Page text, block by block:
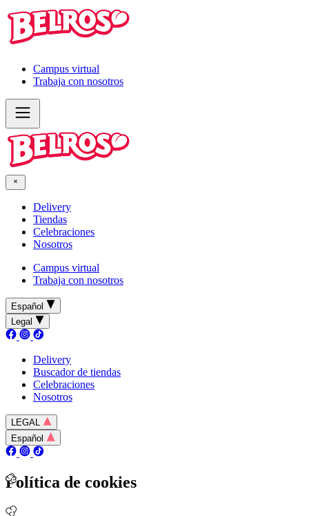
Campus virtual
Trabaja con nosotros
Delivery
Tiendas
Celebraciones
Nosotros
Campus virtual
Trabaja con nosotros
Español
Legal
Delivery
Buscador de tiendas
Celebraciones
Nosotros
LEGAL
Español
Política de cookies